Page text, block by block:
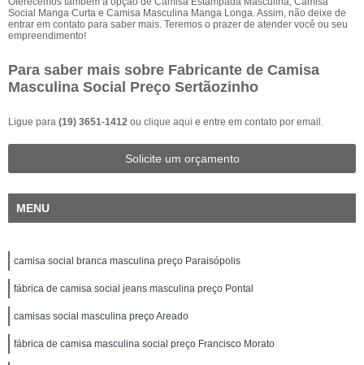
Social Manga Curta e Camisa Masculina Manga Longa. Assim, não deixe de
entrar em contato para saber mais. Teremos o prazer de atender você ou seu
empreendimento!
Para saber mais sobre Fabricante de Camisa
Masculina Social Preço Sertãozinho
Ligue para (19) 3651-1412 ou clique aqui e entre em contato por email.
Solicite um orçamento
MENU
camisa social branca masculina preço Paraisópolis
fábrica de camisa social jeans masculina preço Pontal
camisas social masculina preço Areado
fábrica de camisa masculina social preço Francisco Morato